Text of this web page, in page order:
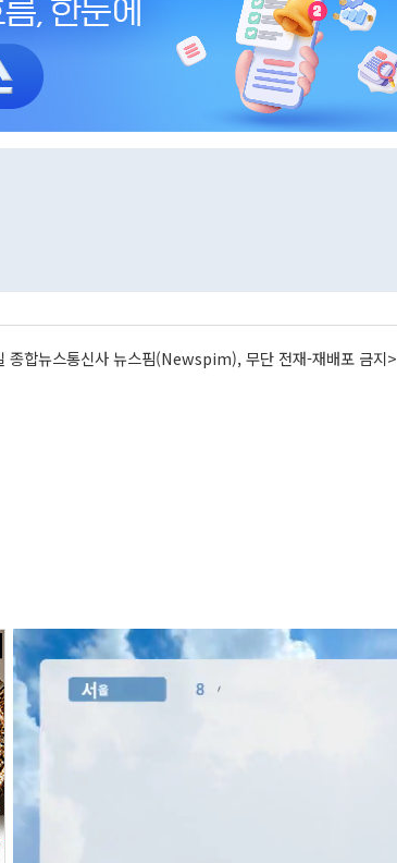
종합뉴스통신사 뉴스핌(Newspim), 무단 전재-재배포 금지>